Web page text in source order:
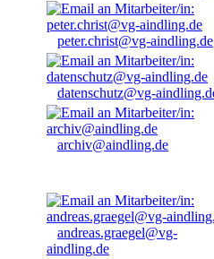
peter.christ@vg-aindling.de
datenschutz@vg-
archiv@aindling.de
andreas.graegel@vg-
aindling.de